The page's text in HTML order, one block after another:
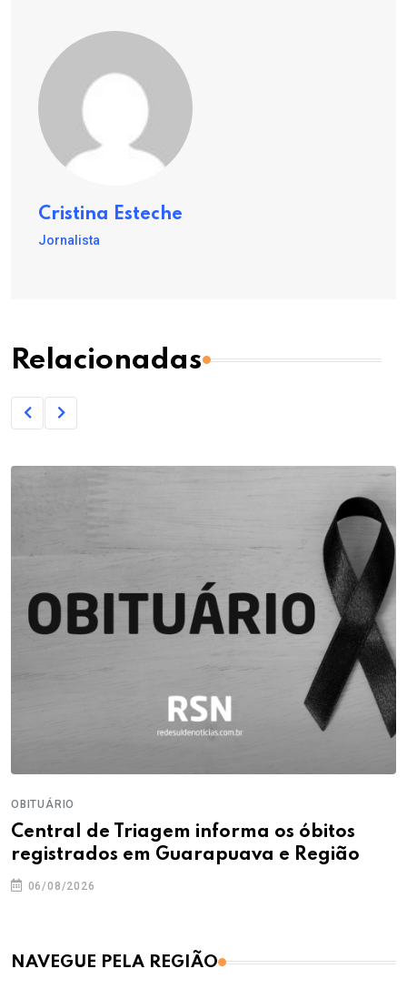
Cristina Esteche
Jornalista
Relacionadas
OBITUÁRIO
Central de Triagem informa os óbitos
registrados em Guarapuava e Região
06/08/2026
NAVEGUE PELA REGIÃO